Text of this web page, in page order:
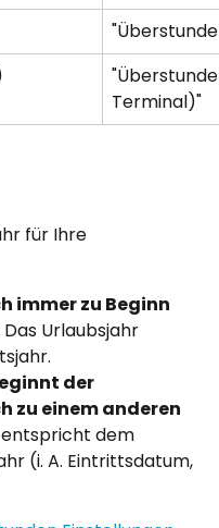
Terminal)"
für Ihre
immer zu Beginn
Das Urlaubsjahr
der
zu einem anderen
entspricht dem
(i. A. Eintrittsdatum,